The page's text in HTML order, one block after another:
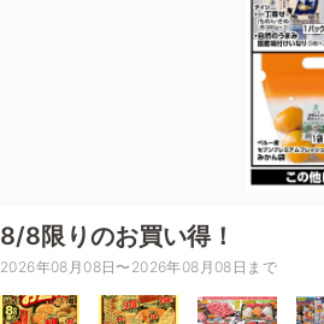
8/8限りのお買い得！
2026年08月08日〜2026年08月08日まで